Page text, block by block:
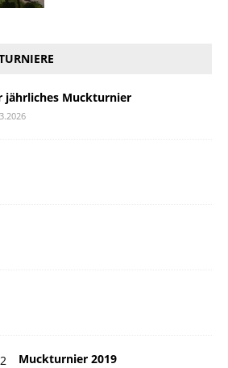
jährliches Muckturnier
Muckturnier 2019